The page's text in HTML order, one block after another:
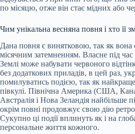
по місяцю, отже він стає мідних або
Чим унікальна весняна повня і хто її
Дана повня є винятковою, так як вона
місячним затемненням. Власне під
Землі може набувати червоного
без додаткових приладів, в цей раз,
помилуватись подією, так як
півкулі. Північна Америка (США,
Австралія і Нова Зеландія найбільше
окрім повні продовжує свою дію
Сукупно ці події вплинуть як і на
персональне життя кожного.